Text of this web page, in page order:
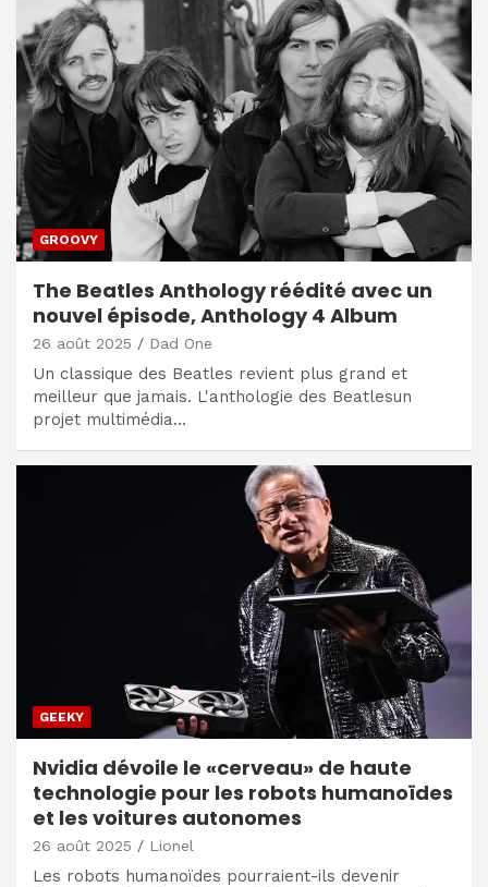
GROOVY
The Beatles Anthology réédité avec un
nouvel épisode, Anthology 4 Album
26 août 2025 Dad One
Un classique des Beatles revient plus grand et
meilleur que jamais. L'anthologie des Beatlesun
projet multimédia…
GEEKY
Nvidia dévoile le «cerveau» de haute
technologie pour les robots humanoïdes
et les voitures autonomes
26 août 2025 Lionel
Les robots humanoïdes pourraient-ils devenir